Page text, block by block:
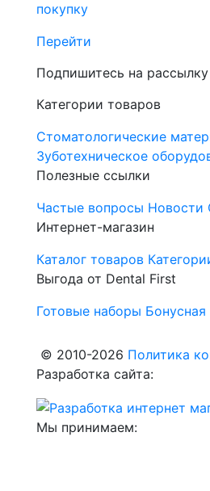
покупку
Перейти
Подпишитесь на
Категории товаров
Стоматологические
Зуботехническое
Полезные ссылки
Частые вопросы Новости
Интернет-магазин
Каталог товаров
Выгода от Dental First
Готовые наборы
© 2010-2026 Политика
Разработка сайта:
Мы принимаем: